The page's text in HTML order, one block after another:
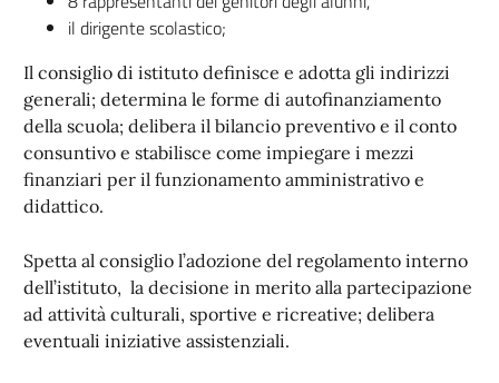
il dirigente scolastico;
Il consiglio di istituto definisce e adotta gli indirizzi
generali; determina le forme di autofinanziamento
della scuola; delibera il bilancio preventivo e il conto
consuntivo e stabilisce come impiegare i mezzi
finanziari per il funzionamento amministrativo e
didattico.
Spetta al consiglio l’adozione del regolamento interno
dell’istituto, la decisione in merito alla partecipazione
ad attività culturali, sportive e ricreative; delibera
eventuali iniziative assistenziali.